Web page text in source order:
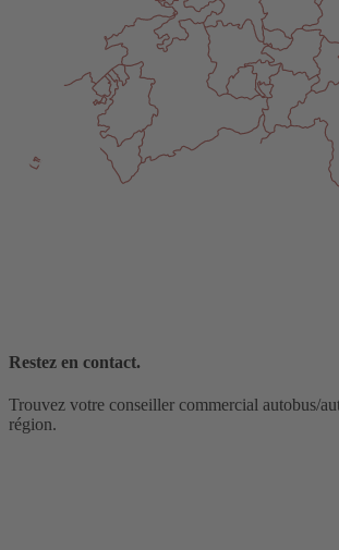
Restez en contact.
Trouvez votre conseiller commercial autobus/
région.